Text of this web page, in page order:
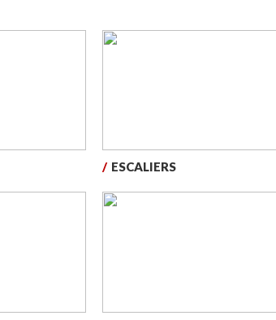
/ ESCALIERS